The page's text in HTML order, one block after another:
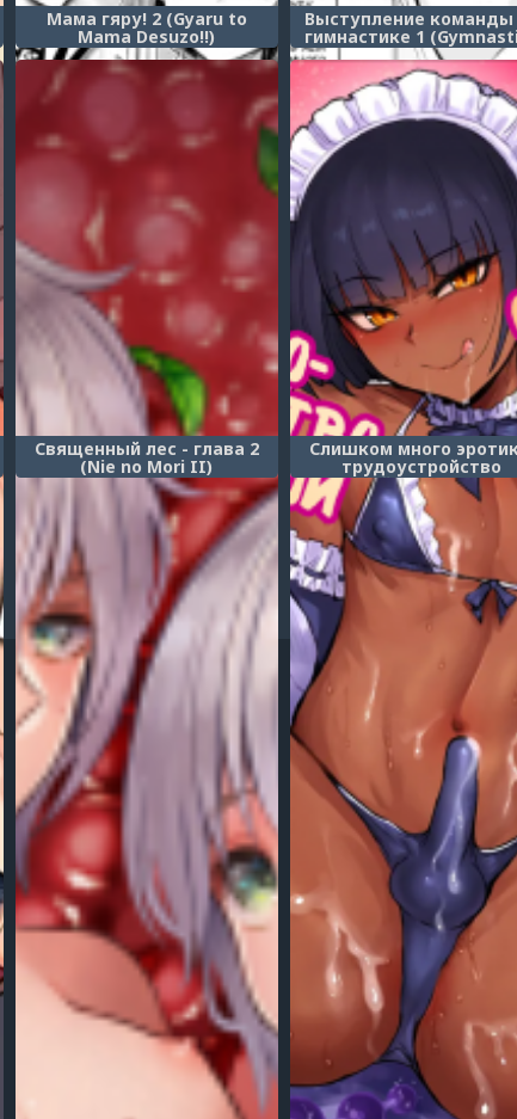
Мама гяру! 2 (Gyaru to
Mama Desuzo!!)
Выступление команды
гимнастике 1
Team Performance)
Священный лес - глава 2
(Nie no Mori II)
Слишком много
трудоустройство
горничной 2 (Oikko Ero
Maid de Saiyou 2)
4 5 7 8 9 10 ... 43